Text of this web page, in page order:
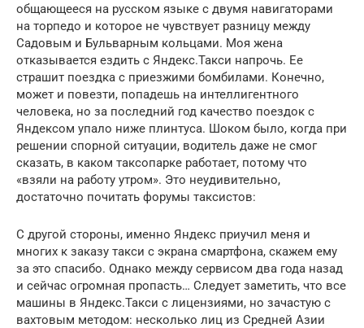
общающееся на русском языке с двумя навигаторами
на торпедо и которое не чувствует разницу между
Садовым и Бульварным кольцами. Моя жена
отказывается ездить с Яндекс.Такси напрочь. Ее
страшит поездка с приезжими бомбилами. Конечно,
может и повезти, попадешь на интеллигентного
человека, но за последний год качество поездок с
Яндексом упало ниже плинтуса. Шоком было, когда при
решении спорной ситуации, водитель даже не смог
сказать, в каком таксопарке работает, потому что
«взяли на работу утром». Это неудивительно,
достаточно почитать форумы таксистов:
С другой стороны, именно Яндекс приучил меня и
многих к заказу такси с экрана смартфона, скажем ему
за это спасибо. Однако между сервисом два года назад
и сейчас огромная пропасть… Следует заметить, что все
машины в Яндекс.Такси с лицензиями, но зачастую с
вахтовым методом: несколько лиц из Средней Азии